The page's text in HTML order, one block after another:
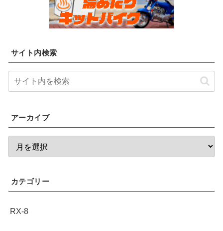
サイト内検索
アーカイブ
カテゴリー
RX-8